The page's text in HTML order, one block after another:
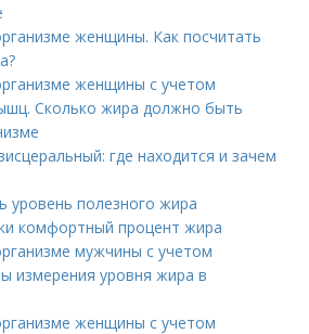
женщины. Как посчитать
женщины с учетом
Сколько жира должно быть
где находится и зачем
уровень полезного жира
комфортный процент жира
мужчины с учетом
измерения уровня жира в
женщины с учетом